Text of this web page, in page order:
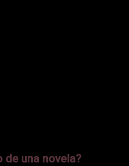
de una novela?